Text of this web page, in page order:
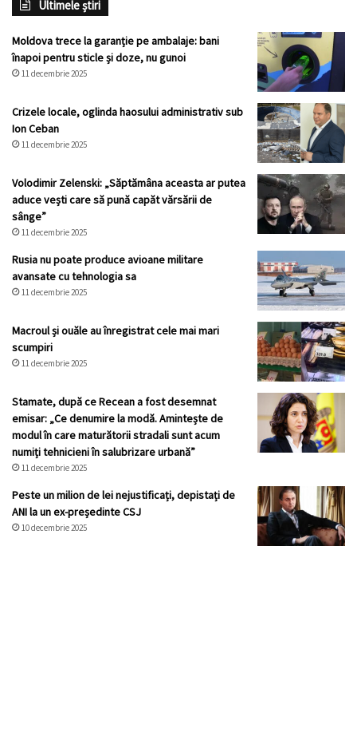
Ultimele știri
Moldova trece la garanție pe ambalaje: bani
înapoi pentru sticle și doze, nu gunoi
11 decembrie 2025
Crizele locale, oglinda haosului administrativ sub
Ion Ceban
11 decembrie 2025
Volodimir Zelenski: „Săptămâna aceasta ar putea
aduce vești care să pună capăt vărsării de
sânge”
11 decembrie 2025
Rusia nu poate produce avioane militare
avansate cu tehnologia sa
11 decembrie 2025
Macroul și ouăle au înregistrat cele mai mari
scumpiri
11 decembrie 2025
Stamate, după ce Recean a fost desemnat
emisar: „Ce denumire la modă. Amintește de
modul în care maturătorii stradali sunt acum
numiți tehnicieni în salubrizare urbană”
11 decembrie 2025
Peste un milion de lei nejustificați, depistați de
ANI la un ex-președinte CSJ
10 decembrie 2025